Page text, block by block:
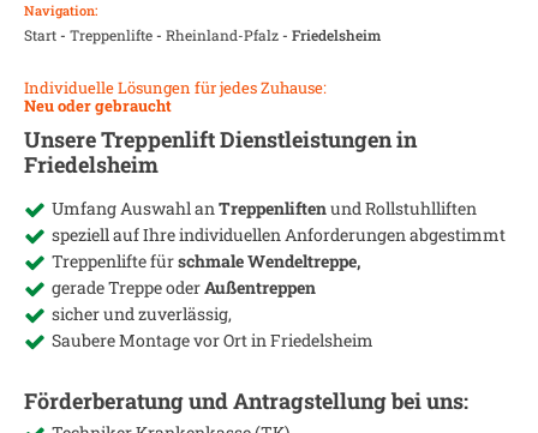
Navigation:
Start- Treppenlifte- Rheinland-Pfalz- Friedelsheim
Individuelle Lösungen für jedes Zuhause:
Neu oder gebraucht
Unsere Treppenlift Dienstleistungen in
Friedelsheim
Umfang Auswahl anTreppenliftenund Rollstuhlliften
speziell auf Ihre individuellen Anforderungen abgestimmt
Treppenlifte fürschmale Wendeltreppe,
gerade Treppe oderAußentreppen
sicher und zuverlässig,
Saubere Montage vor Ort inFriedelsheim
Förderberatung und Antragstellung bei uns: